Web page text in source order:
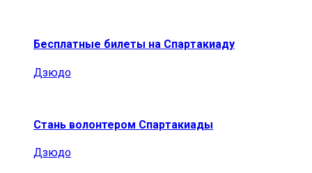
Бесплатные билеты на Спартакиаду
Дзюдо
Стань волонтером Спартакиады
Дзюдо